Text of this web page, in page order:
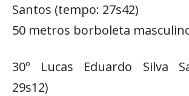
Santos (tempo: 27s42)
50 metros borboleta
30º Lucas Eduardo Silva
29s12)